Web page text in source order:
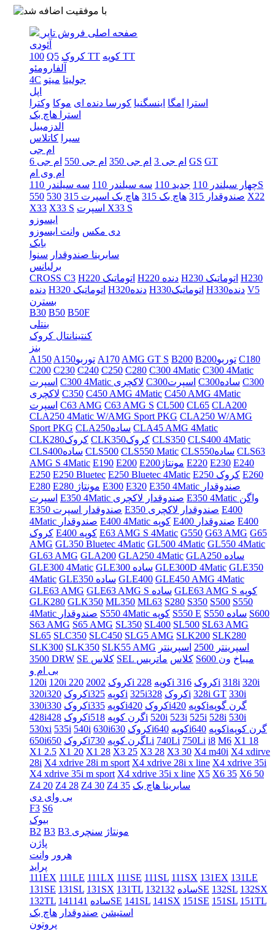
صفحه اصلی فروش تایر
آئودی
100 Q5 کروک TT
کوپه TT
آلفارومئو
4C
جولیتا میتو
اپل
استرا
امگا اینسگنیا کورسا دنده ای موکا وکترا
استرا هاچ بک
الدزمبیل
سیرا
کاتلاس
ام جی
ام جی 3
ام جی 350 ام جی 550 ام جی 6 GS GT
ام وی ام
چهار سیلندر 110
جدید 110 سه سیلندر 110
سه سیلندر 110S
صندوقدار 315
هاچ بک 315 هاچ بک اسپرت 315 530
550
X22
X33 X33 S
اسپرت X33 S
ایسوزو
دی مکس وانت ایسوزو
بایک
سابرینا صندوقدار سنوا
برلیانس
CROSS C3
H220 اتوماتیک H220 دنده H230 اتوماتیک H230
دنده
H320 اتوماتیک H320دنده H330اتوماتیک H330دنده V5
بسترن
B30 B50 B50F
بنتلی
کنتینانتال کروک
بنز
A150
A150توربو A170 AMG GT S B200 B200توربو C180
C200 C230 C240 C250 C280 C300 4Matic C300 4Matic
اسپرت
C300 4Matic لاکچری C300اسپرت C300ساده C300
لاکچری C350 C450 AMG 4Matic C450 AMG 4Matic
اسپرت C63 AMG C63 AMG S CL500 CL65 CLA200
CLA250 4Matic W/AMG Sport PKG CLA250 W/AMG
Sport PKG
CLA250ساده CLA45 AMG 4Matic
CLK280کروک
CLK350کروک CLS350 CLS400 4Matic
CLS400ساده CLS500 CLS550 Matic CLS550ساده CLS63
AMG S 4Matic E190 E200 E200مونتاژ E220 E230 E240
E250 E250 Bluetec E250 Bluetec 4Matic E250 کروک E260
E280
E280 مونتاژ E300 E320 E350 4Matic صندوقدار
اسپرت
E350 4Matic صندوقدار لاکچری
E350 4Matic واگن
E350 صندوقدار اسپرت
E350 صندوقدار لاکچری E400
4Matic صندوقدار
E400 4Matic کوپه E400 صندوقدار E400
کروک
E400 کوپه E63 AMG S 4Matic G550 G63 AMG G65
AMG GL350 Bluetec 4Matic GL500 4Matic GL550 4Matic
GL63 AMG GLA200 GLA250 4Matic
GLA250 ساده
GLE300 4Matic
GLE300 ساده GLE300D 4Matic GLE350
4Matic
GLE350 ساده GLE400 GLE450 AMG 4Matic
GLE63 AMG
GLE63 AMG S ساده
GLE63 AMG S کوپه
GLK280 GLK350 ML350 ML63 S280 S350 S500 S550
4Matic صندوقدار
S550 4Matic کوپه S550 E S550 ساده S600
S63 AMG S65 AMG SL350 SL400 SL500 SL63 AMG
SL65 SLC350 SLC450 SLG5 AMG SLK200 SLK280
SLK300 SLK350 SLK55 AMG اسپرینتر 2500
اسپرینتر
3500 DRW
SE کلاس SEL کلاس ماتریس S600 میباخ ون
بی ام و
120i
120i کروک 2002 220i کوپه 228i کروک316i 318i 320i
320iکروک
320iکوپه325i 325iکروک328i 328i GT 330i
330iکروک
330iکوپه 335iکروک 420iکوپه 420iگرن گوپه
428iکروک
428iگرن کوپه518i 520i 523i 525i 528i 530i
530xi 535i 540i 630iکروک 630iکوپه 640iکوپه 640iگرن کوپه
650iکروک
650iگرن کوپه730Li 740Li 750Li i8 M6 X1 18
X1 2.5 X1 20 X1 28 X3 25 X3 28 X3 30 X4 m40i X4 xdirve
28i X4 xdrive 28i m sport X4 xdrive 28i x line X4 xdrive 35i
X4 xdrive 35i m sport X4 xdrive 35i x line X5 X6 35 X6 50
Z4 20 Z4 28 Z4 30 Z4 35 سابرینا هاچ بک
بی وای دی
F3 S6
بیوک
B2 B3 B3 مونتاژ سنچری
پاژن
هرور وانت
پراید
111EX 111LE 111LX 111SE 111SL 111SX 131EX 131LE
131SE 131SL 131SX 131TL 132ساده132SE 132SL 132SX
132TL
141ساده141SE 141SL 141SX 151SE 151SL 151TL
استیشن صندوقدار هاچ بک
پروتون